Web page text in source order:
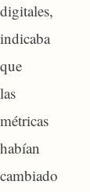
digitales,
indicaba
que
las
métricas
habían
cambiado